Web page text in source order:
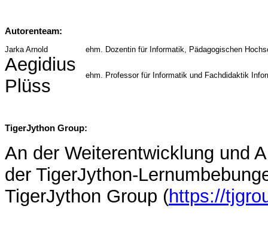
Autorenteam:
Jarka Arnold ehm. Dozentin für Informatik, Pädagogischen
Aegidius
Plüss
ehm. Professor für Informatik und Fachdidaktik
TigerJython Group:
An der Weiterentwicklung und
der TigerJython-
TigerJython Group (https://